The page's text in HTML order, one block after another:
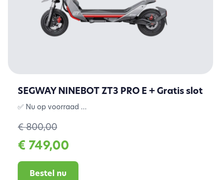
SEGWAY NINEBOT ZT3 PRO E + Gratis slot
✅ Nu op voorraad ...
€ 800,00
€ 749,00
Bestel nu